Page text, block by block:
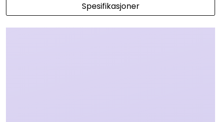
Spesifikasjoner